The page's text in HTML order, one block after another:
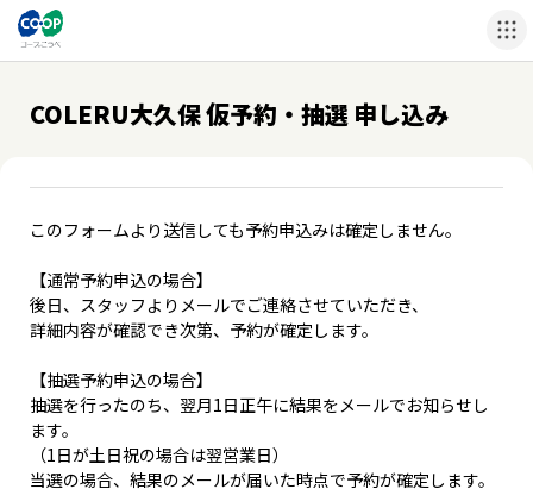
COLERU大久保 仮予約・抽選 申し込み
このフォームより送信しても予約申込みは確定しません。
【通常予約申込の場合】
後日、スタッフよりメールでご連絡させていただき、
詳細内容が確認でき次第、予約が確定します。
【抽選予約申込の場合】
抽選を行ったのち、翌月1日正午に結果をメールでお知らせし
ます。
（1日が土日祝の場合は翌営業日）
当選の場合、結果のメールが届いた時点で予約が確定します。